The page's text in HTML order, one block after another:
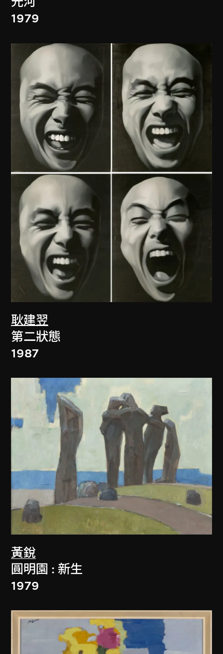
1979
耿建翌
第二狀態
1987
黃銳
圓明園 : 新生
1979